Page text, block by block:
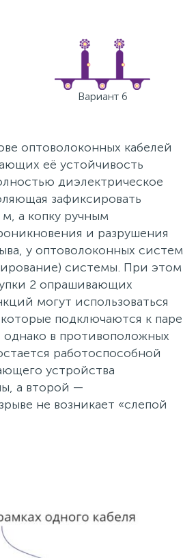
Вариант 6
оптоволоконных кабелей
её устойчивость
диэлектрическое
зафиксировать
а копку ручным
и разрушения
у оптоволоконных систем
системы. При этом
2 опрашивающих
могут использоваться
подключаются к паре
однако в противоположных
работоспособной
устройства
а второй —
не возникает «слепой